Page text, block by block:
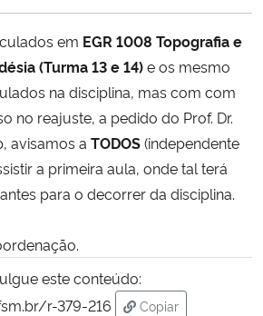
Regional
em EGR 1008 Topografia e
(Turma 13 e 14)e os mesmo
na disciplina, mas com com
no reajuste, a pedido do Prof. Dr.
avisamos a TODOS(independente
a primeira aula, onde tal terá
para o decorrer da disciplina.
este conteúdo:
r-379-216
Copiar